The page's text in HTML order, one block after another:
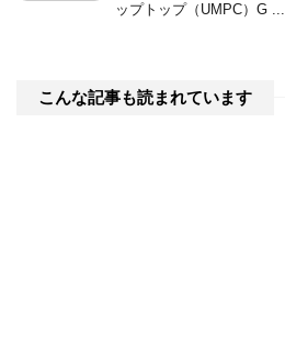
ップトップ（UMPC）G ...
こんな記事も読まれています